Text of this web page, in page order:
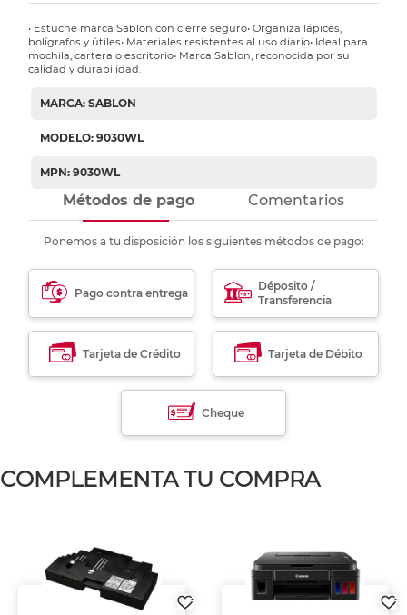
• Estuche marca Sablon con cierre seguro• Organiza lápices,
bolígrafos y útiles• Materiales resistentes al uso diario• Ideal para
mochila, cartera o escritorio• Marca Sablon, reconocida por su
calidad y durabilidad.
MARCA: SABLON
MODELO: 9030WL
MPN: 9030WL
Métodos de pago Comentarios
Ponemos a tu disposición los siguientes métodos de pago:
Pago contra entrega
Déposito /
Transferencia
Tarjeta de Crédito Tarjeta de Débito
Cheque
COMPLEMENTA TU COMPRA